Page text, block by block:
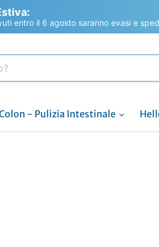
entro il 6 agosto saranno evasi e
- Pulizia Intestinale